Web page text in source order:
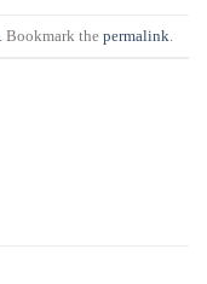
. Bookmark the permalink